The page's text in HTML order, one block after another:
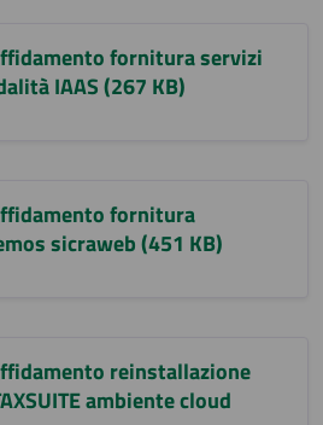
fornitura servizi
IAAS (267 KB)
fornitura
sicraweb (451 KB)
reinstallazione
ambiente cloud